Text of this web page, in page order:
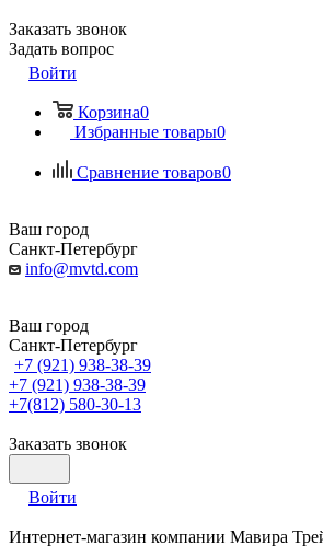
Заказать звонок
Задать вопрос
Войти
Корзина0
Избранные товары0
Сравнение товаров0
Ваш город
Санкт-Петербург
info@mvtd.com
Ваш город
Санкт-Петербург
+7 (921) 938-38-39
+7 (921) 938-38-39
+7(812) 580-30-13
Заказать звонок
Войти
Интернет-магазин компании Мавира